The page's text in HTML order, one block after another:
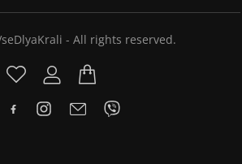
- All rights reserved.